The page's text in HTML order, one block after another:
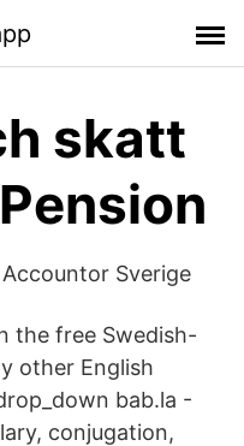
skatt
Sverige
the free Swedish-
other English
bab.la -
conjugation,